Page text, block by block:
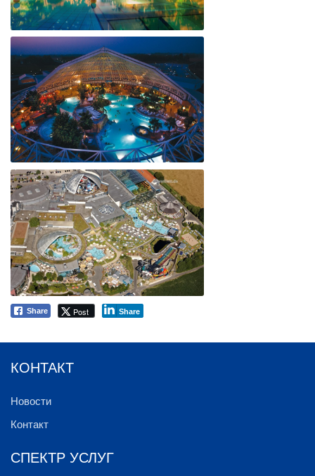
Share Post Share
КОНТАКТ
Новости
Контакт
СПЕКТР УСЛУГ